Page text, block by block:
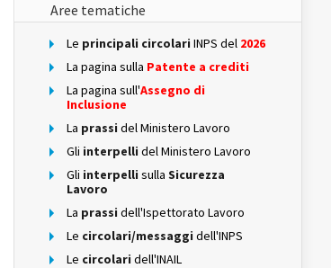
Aree tematiche
Le principali circolari INPS del 2026
La pagina sulla Patente a crediti
La pagina sull'Assegno di
Inclusione
La prassi del Ministero Lavoro
Gli interpelli del Ministero Lavoro
Gli interpelli sulla Sicurezza
Lavoro
La prassi dell'Ispettorato Lavoro
Le circolari/messaggi dell'INPS
Le circolari dell'INAIL